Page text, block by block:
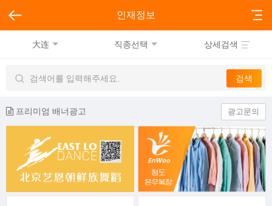
인재정보
大连 직종선택 상세검색
프리미엄 배너광고 광고문의